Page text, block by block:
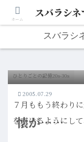
人生は“ひとりごと
スバラシ
懐が……
ひとりごとの記憶20s-30s
2005.07.29
７月ももう終わり
をかけるようにして
ホーム スバラシ